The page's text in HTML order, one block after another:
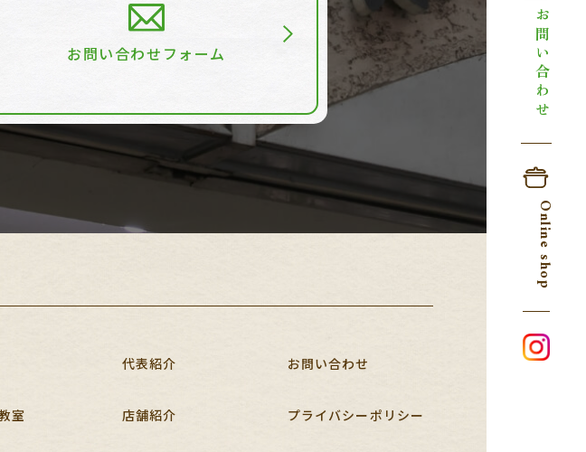
お問い合わせ
Online shop
お問い合わせフォーム
室
代表紹介
店舗紹介
お問い合わせ
プライバシーポリシー